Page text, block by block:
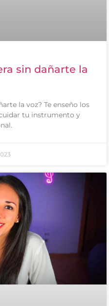
sin dañarte la
la voz? Te enseño los
tu instrumento y